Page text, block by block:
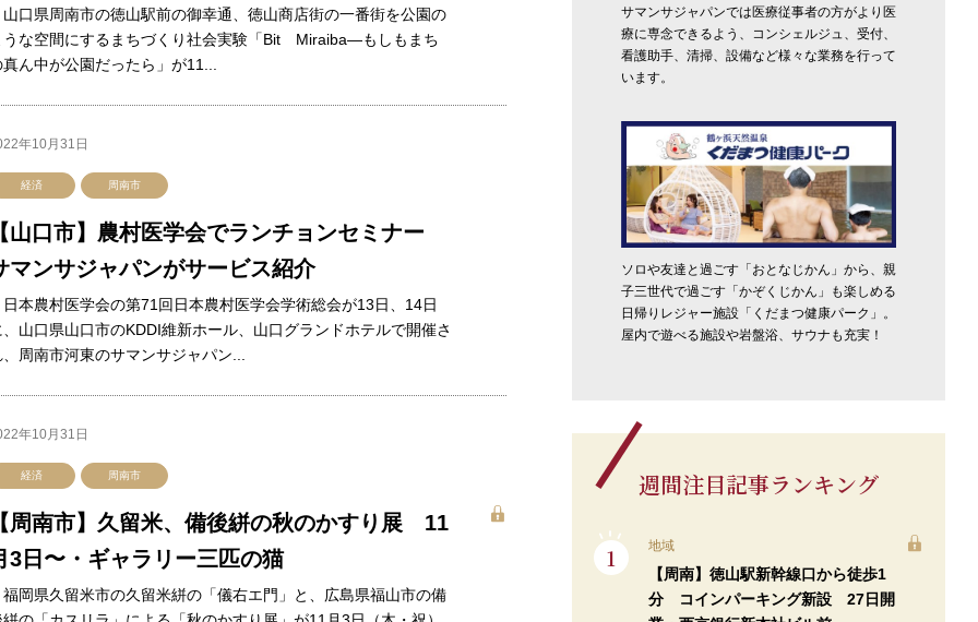
口県周南市の徳山駅前の御幸通、徳山商店街の一番街を公園の
うな空間にするまちづくり社会実験「Bit Miraiba―もしもまち
ん中が公園だったら」が11...
年10月31日
経済 周南市
山口市】農村医学会でランチョンセミナー
マンサジャパンがサービス紹介
本農村医学会の第71回日本農村医学会学術総会が13日、14日
、山口県山口市のKDDI維新ホール、山口グランドホテルで開催さ
周南市河東のサマンサジャパン...
年10月31日
経済 周南市
周南市】久留米、備後絣の秋のかすり展 11
3日〜・ギャラリー三匹の猫
岡県久留米市の久留米絣の「儀右エ門」と、広島県福山市の備
サマンサジャパンでは医療従事者の方がより医
療に専念できるよう、コンシェルジュ、受付、
看護助手、清掃、設備など様々な業務を行って
います。
ソロや友達と過ごす「おとなじかん」から、親
子三世代で過ごす「かぞくじかん」も楽しめる
日帰りレジャー施設「くだまつ健康パーク」。
屋内で遊べる施設や岩盤浴、サウナも充実！
週間注目記事ランキング
地域
【周南】徳山駅新幹線口から徒歩1
分 コインパーキング新設 27日開